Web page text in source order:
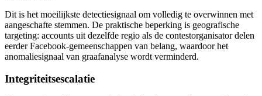
Dit is het moeilijkste detectiesignaal om volledig te overwinnen met
aangeschafte stemmen. De praktische beperking is geografische
targeting: accounts uit dezelfde regio als de contestorganisator delen
eerder Facebook-gemeenschappen van belang, waardoor het
anomaliesignaal van graafanalyse wordt verminderd.
Integriteitsescalatie